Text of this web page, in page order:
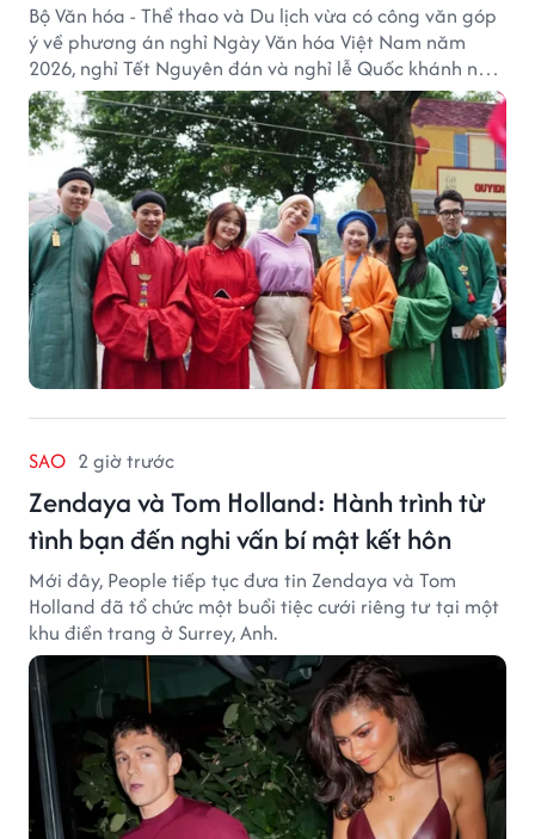
Bộ Văn hóa - Thể thao và Du lịch vừa có công văn góp
ý về phương án nghỉ Ngày Văn hóa Việt Nam năm
2026, nghỉ Tết Nguyên đán và nghỉ lễ Quốc khánh năm
2027.
SAO 2 giờ trước
Zendaya và Tom Holland: Hành trình từ
tình bạn đến nghi vấn bí mật kết hôn
Mới đây, People tiếp tục đưa tin Zendaya và Tom
Holland đã tổ chức một buổi tiệc cưới riêng tư tại một
khu điền trang ở Surrey, Anh.